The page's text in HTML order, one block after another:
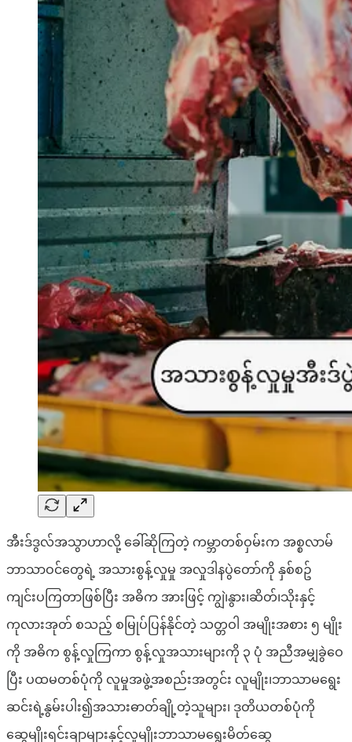
အီးဒ်ဒွလ်အသွာဟာလို့ ခေါ်ဆိုကြတဲ့ ကမ္ဘာတစ်ဝှမ်းက အစ္စလာမ်
ဘာသာဝင်တွေရဲ့ အသားစွန့်လှုမှု အလှုဒါနပွဲတော်ကို နှစ်စဥ်
ကျင်းပကြတာဖြစ်ပြီး အဓိက အားဖြင့် ကျွဲ၊နွား၊ဆိတ်၊သိုးနှင့်
ကုလားအုတ် စသည့် စမြုပ်ပြန်နိုင်တဲ့ သတ္တဝါ အမျိုးအစား ၅ မျိုး
ကို အဓိက စွန့်လှုကြကာ စွန့်လှုအသားများကို ၃ ပုံ အညီအမျှခွဲဝေ
ပြီး ပထမတစ်ပုံကို လူမှုအဖွဲ့အစည်းအတွင်း လူမျိုး၊ဘာသာမရွေး
ဆင်းရဲ့နွမ်းပါး၍အသားဓာတ်ချို့တဲ့သူများ၊ ဒုတိယတစ်ပုံကို
ဆွေမျိုးရင်းချာများနှင့်လူမျိုးဘာသာမရွေးမိတ်ဆွေ